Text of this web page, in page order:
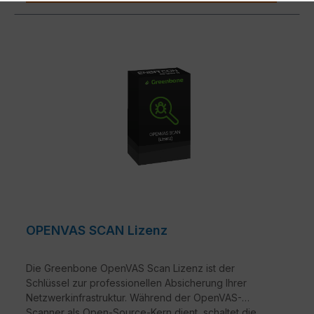
OPENVAS SCAN Lizenz
Die Greenbone OpenVAS Scan Lizenz ist der
Schlüssel zur professionellen Absicherung Ihrer
Netzwerkinfrastruktur. Während der OpenVAS-